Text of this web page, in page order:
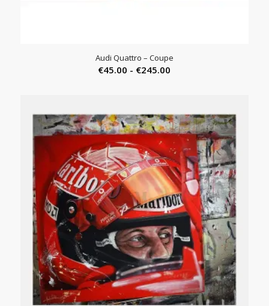
Audi Quattro – Coupe
€45.00 - €245.00
€245.00